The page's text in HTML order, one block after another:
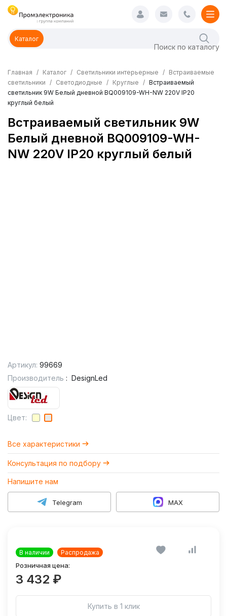
Каталог
Главная Каталог Светильники интерьерные
Встраиваемые
светильники
Светодиодные Круглые
Встраиваемый
светильник 9W Белый дневной BQ009109-WH-NW 220V IP20
круглый белый
Встраиваемый светильник 9W
Белый дневной BQ009109-WH-
NW 220V IP20 круглый белый
Артикул: 99669
Производитель : DesignLed
Цвет:
Все характеристики
Консультация по подбору
Напишите нам
Telegram MAX
В наличии Распродажа
Розничная цена:
3 432 ₽
Купить в 1 клик